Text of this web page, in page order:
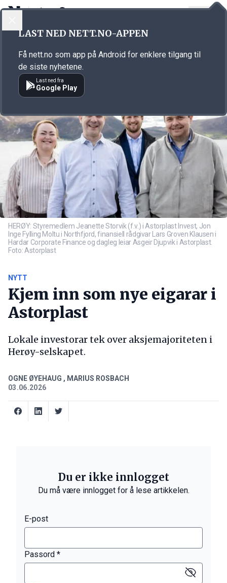
Annonsørinnhold
HERØY: Styremedlem Jeanette Storvik (f.v.) i Astorplast Invest, Jon
Inge Fylling Moltu i Northfjord, finansiell rådgivar Lars Groven Klausen i
Hardar Corporate Finance og dagleg leiar Asgeir Djupvik i Astorplast.
Foto: Astorplast
NYTT
Kjem inn som nye eigarar i
Astorplast
Lokale investorar tek over aksjemajoriteten i
Herøy-selskapet.
OGNE ØYEHAUG , MARIUS ROSBACH
03.06.2026
Du er ikke innlogget
Du må være innlogget for å lese artikkelen.
E-post
Passord *
LAST NED NETT.NO-APPEN
Få nett.no som app på Android for enklere tilgang til
de siste nyhetene.
Last ned fra
Google Play